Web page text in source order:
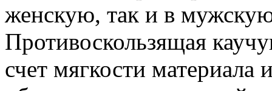
женскую, так и в
Противоскользящая
счет мягкости